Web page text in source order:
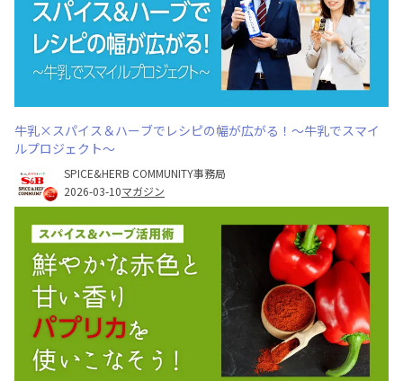
牛乳×スパイス＆ハーブでレシピの幅が広がる！～牛乳でスマイ
ルプロジェクト～
SPICE&HERB COMMUNITY事務局
2026-03-10マガジン